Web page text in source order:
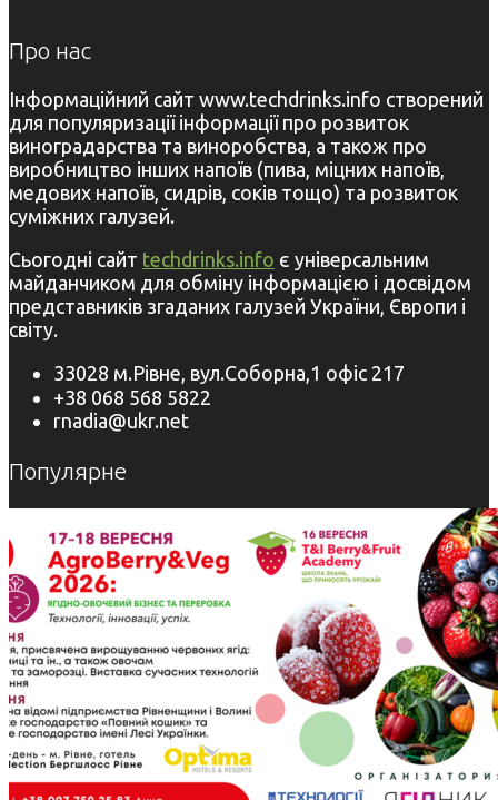
Про нас
Інформаційний сайт www.techdrinks.info створений
для популяризації інформації про розвиток
виноградарства та виноробства, а також про
виробництво інших напоїв (пива, міцних напоїв,
медових напоїв, сидрів, соків тощо) та розвиток
суміжних галузей.
Сьогодні сайт techdrinks.info є універсальним
майданчиком для обміну інформацією і досвідом
представників згаданих галузей України, Європи і
світу.
33028 м.Рівне, вул.Соборна,1 офіс 217
+38 068 568 5822
rnadia@ukr.net
Популярне